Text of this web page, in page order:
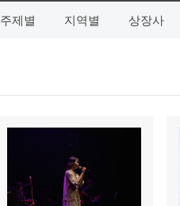
주제별 지역별 상장사